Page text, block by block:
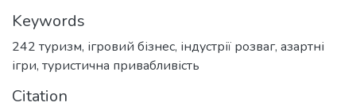
Keywords
242 туризм, ігровий бізнес, індустрії розваг, азартні
ігри, туристична привабливість
Citation